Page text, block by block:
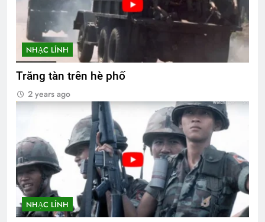
NHẠC LÍNH
Trăng tàn trên hè phố
2 years ago
NHẠC LÍNH